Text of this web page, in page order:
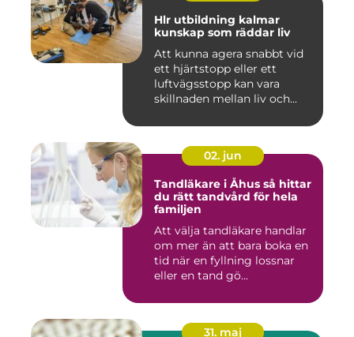
Hlr utbildning kalmar
kunskap som räddar liv
Att kunna agera snabbt vid
ett hjärtstopp eller ett
luftvägsstopp kan vara
skillnaden mellan liv och...
02. jun
Tandläkare i Åhus så hittar
du rätt tandvård för hela
familjen
Att välja tandläkare handlar
om mer än att bara boka en
tid när en fyllning lossnar
eller en tand gö...
31. maj